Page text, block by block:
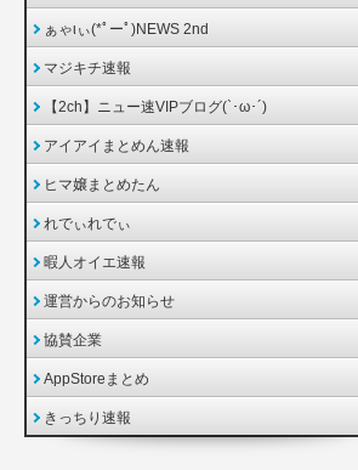
ぁゃιぃ(*ﾟーﾟ)NEWS 2nd
マジキチ速報
【2ch】ニュー速VIPブログ(`･ω･´)
アイアイまとめん速報
ヒマ嬢まとめたん
れでぃれでぃ
暇人オイエ速報
運営からのお知らせ
協賛企業
AppStoreまとめ
きっちり速報